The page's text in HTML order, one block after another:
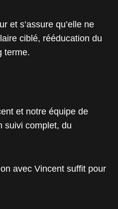
et s’assure qu’elle ne
ciblé, rééducation du
terme.
et notre équipe de
suivi complet, du
avec Vincent suffit pour